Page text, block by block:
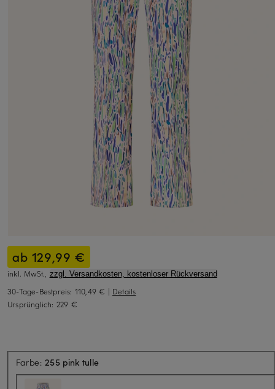
ab 129,99 €
inkl. MwSt., zzgl. Versandkosten, kostenloser Rückversand
30-Tage-Bestpreis: 110,49 € | Details
Ursprünglich: 229 €
Farbe:255 pink tulle